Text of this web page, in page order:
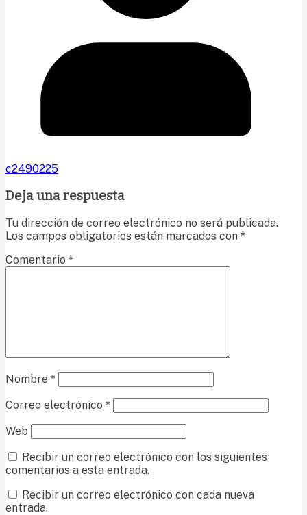
c2490225
Deja una respuesta
Tu dirección de correo electrónico no será publicada.
Los campos obligatorios están marcados con *
Comentario *
Nombre *
Correo electrónico *
Web
Recibir un correo electrónico con los siguientes
comentarios a esta entrada.
Recibir un correo electrónico con cada nueva
entrada.